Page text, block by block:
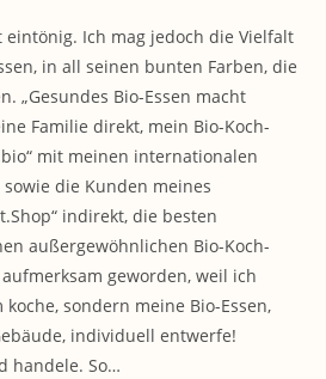
Ich mag jedoch die Vielfalt
in all seinen bunten Farben, die
„Gesundes Bio-Essen macht
Familie direkt, mein Bio-Koch-
mit meinen internationalen
die Kunden meines
indirekt, die besten
außergewöhnlichen Bio-Koch-
geworden, weil ich
sondern meine Bio-Essen,
individuell entwerfe!
handele. So…